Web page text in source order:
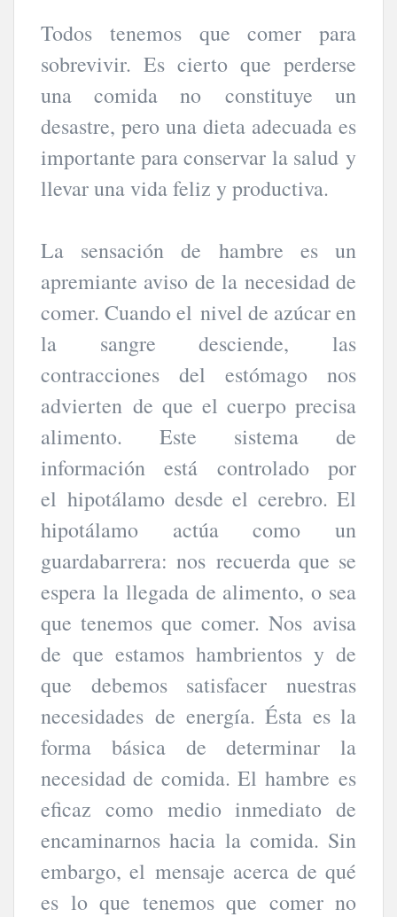
Todos tenemos que comer para
sobrevivir. Es cierto que perderse
una comida no constituye un
desastre, pero una dieta adecuada es
importante para conservar la salud y
llevar una vida feliz y productiva.
La sensación de hambre es un
apremiante aviso de la necesidad de
comer. Cuando el nivel de azúcar en
la sangre desciende, las
contracciones del estómago nos
advierten de que el cuerpo precisa
alimento. Este sistema de
información está controlado por
el hipotálamo desde el cerebro. El
hipotálamo actúa como un
guardabarrera: nos recuerda que se
espera la llegada de alimento, o sea
que tenemos que comer. Nos avisa
de que estamos hambrientos y de
que debemos satisfacer nuestras
necesidades de energía. Ésta es la
forma básica de determinar la
necesidad de comida. El hambre es
eficaz como medio inmediato de
encaminarnos hacia la comida. Sin
embargo, el mensaje acerca de qué
es lo que tenemos que comer no